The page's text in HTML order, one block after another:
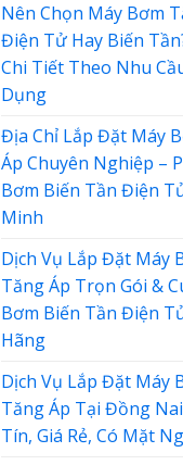
Nên Chọn Máy Bơm
Điện Tử Hay Biến
Chi Tiết Theo Nhu
Dụng
Địa Chỉ Lắp Đặt Máy
Áp Chuyên Nghiệp –
Bơm Biến Tần Điện
Minh
Dịch Vụ Lắp Đặt Máy
Tăng Áp Trọn Gói &
Bơm Biến Tần Điện
Hãng
Dịch Vụ Lắp Đặt Máy
Tăng Áp Tại Đồng
Tín, Giá Rẻ, Có Mặt